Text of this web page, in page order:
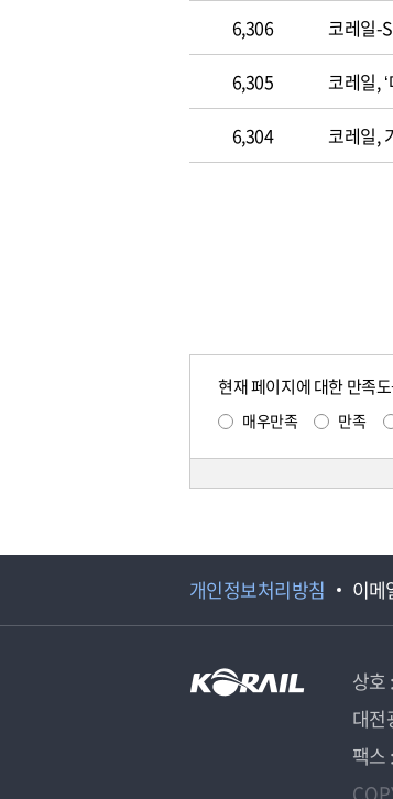
6,306 코레일-
6,305 코레일,
6,304 코레일,
현재 페이지에 대한 만족
매우만족 만족
개인정보처리방침 이메
상호
대전
팩스